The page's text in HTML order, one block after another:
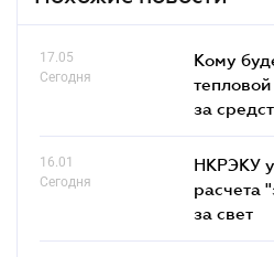
17.05
Сегодня
Кому
за
16.01
Сегодня
НКРЭКУ
расчета
за свет